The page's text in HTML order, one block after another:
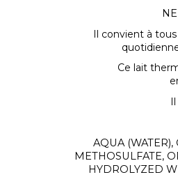
Il convient à
Ce lait
AQUA
METHOSULFATE,
HYDROLYZED